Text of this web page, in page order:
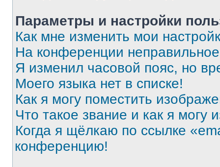
Параметры и настройки
Как мне изменить мои
На конференции
Я изменил часовой пояс, но
Моего языка нет в списке!
Как я могу поместить
Что такое звание и как я могу
Когда я щёлкаю по ссылке
конференцию!